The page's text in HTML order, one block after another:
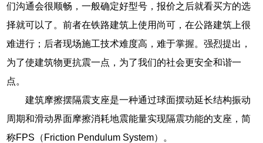
们沟通会很顺畅，一般确定好型号，报价之后就看买方的选
择就可以了。前者在铁路建筑上使用尚可，在公路建筑上很
难进行；后者现场施工技术难度高，难于掌握。强烈提出，
为了使建筑物更抗震一点，为了我们的社会更安全和谐一
点。
建筑摩擦摆隔震支座是一种通过球面摆动延长结构振动
周期和滑动界面摩擦消耗地震能量实现隔震功能的支座，简
称FPS（Friction Pendulum System）。